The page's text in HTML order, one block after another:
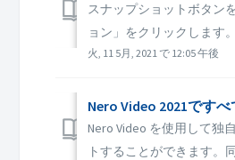
スナップショットボタン
ョン」をクリックします
火, 11 5月, 2021 で 12:05 午後
Nero Video 2021です
Nero Video を使用して独
トすることができます。